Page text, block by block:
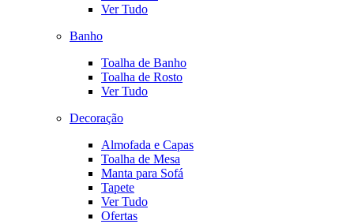
Ver Tudo
Banho
Toalha de Banho
Toalha de Rosto
Ver Tudo
Decoração
Almofada e Capas
Toalha de Mesa
Manta para Sofá
Tapete
Ver Tudo
Ofertas